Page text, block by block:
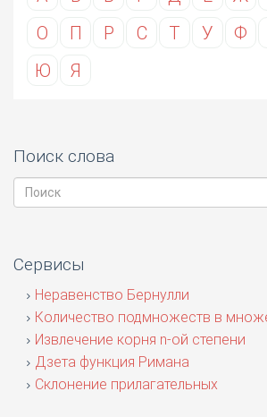
О
П Р С Т У Ф
Ю
Я
Поиск слова
Сервисы
Неравенство Бернулли
Количество подмножеств в
Извлечение корня n-ой степени
Дзета функция Римана
Склонение прилагательных